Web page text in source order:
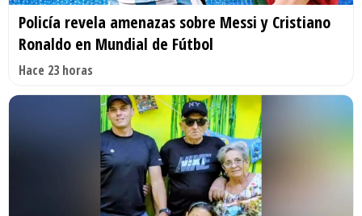
Policía revela amenazas sobre Messi y Cristiano
Ronaldo en Mundial de Fútbol
Hace 23 horas